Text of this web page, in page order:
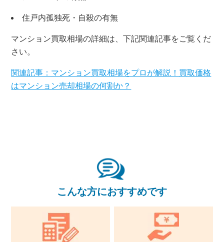
無料査定・売却相談
住戸内孤独死・自殺の有無
マンション買取相場の詳細は、下記関連記事をご覧くだ
さい。
関連記事：マンション買取相場をプロが解説！買取価格
はマンション売却相場の何割か？
こんな方におすすめです